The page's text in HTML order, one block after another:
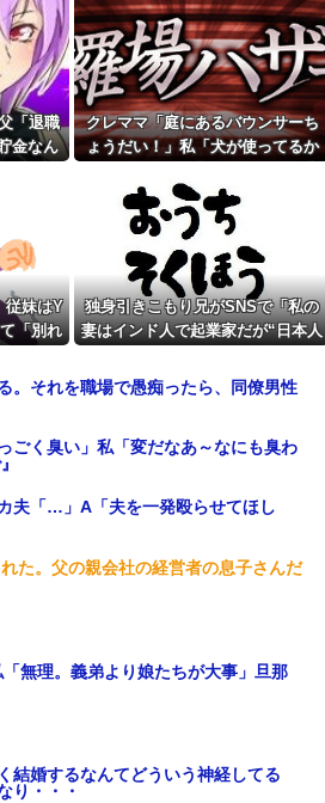
２台家族の車停めてたんだけど、中庭の
た 父が運転手捕まえ「芝生を弁償して下
うだい！」私「犬が使ってるから無理で
の物音が…
たくさん受けさせてるけど合格したの通
られないのに！あなたは！！」俺「じゃ
認してくる旦那がうざい。結婚してもう
彼氏が結婚を拒む理由がコレｗｗｗｗｗ
まあ見かけるが持ち帰りはなしでしょ
「退職
金なん
なった
家族騒
クレママ「庭にあるバウンサーち
ょうだい！」私「犬が使ってるか
からまさかの物音が…
従妹はY
「別れ
独身引きこもり兄がSNSで「私の
妻はインド人で起業家だが“日本人
ます。日本に女性差別はありませ
。それを職場で愚痴ったら、同僚男性
ごく臭い」私「変だなあ～なにも臭わ
夫「…」A「夫を一発殴らせてほし
た。父の親会社の経営者の息子さんだ
無理。義弟より娘たちが大事」旦那
結婚するなんてどういう神経してる
り・・・